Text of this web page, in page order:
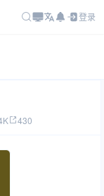
登录
430